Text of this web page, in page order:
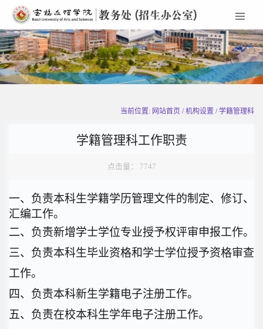
当前位置: 网站首页 / 机构设置 / 学籍管理科
学籍管理科工作职责
点击量： 7747
一、负责本科生学籍学历管理文件的制定、修订、
汇编工作。
二、负责新增学士学位专业授予权评审申报工作。
三、负责本科生毕业资格和学士学位授予资格审查
工作。
四、负责本科新生学籍电子注册工作。
五、负责在校本科生学年电子注册工作。